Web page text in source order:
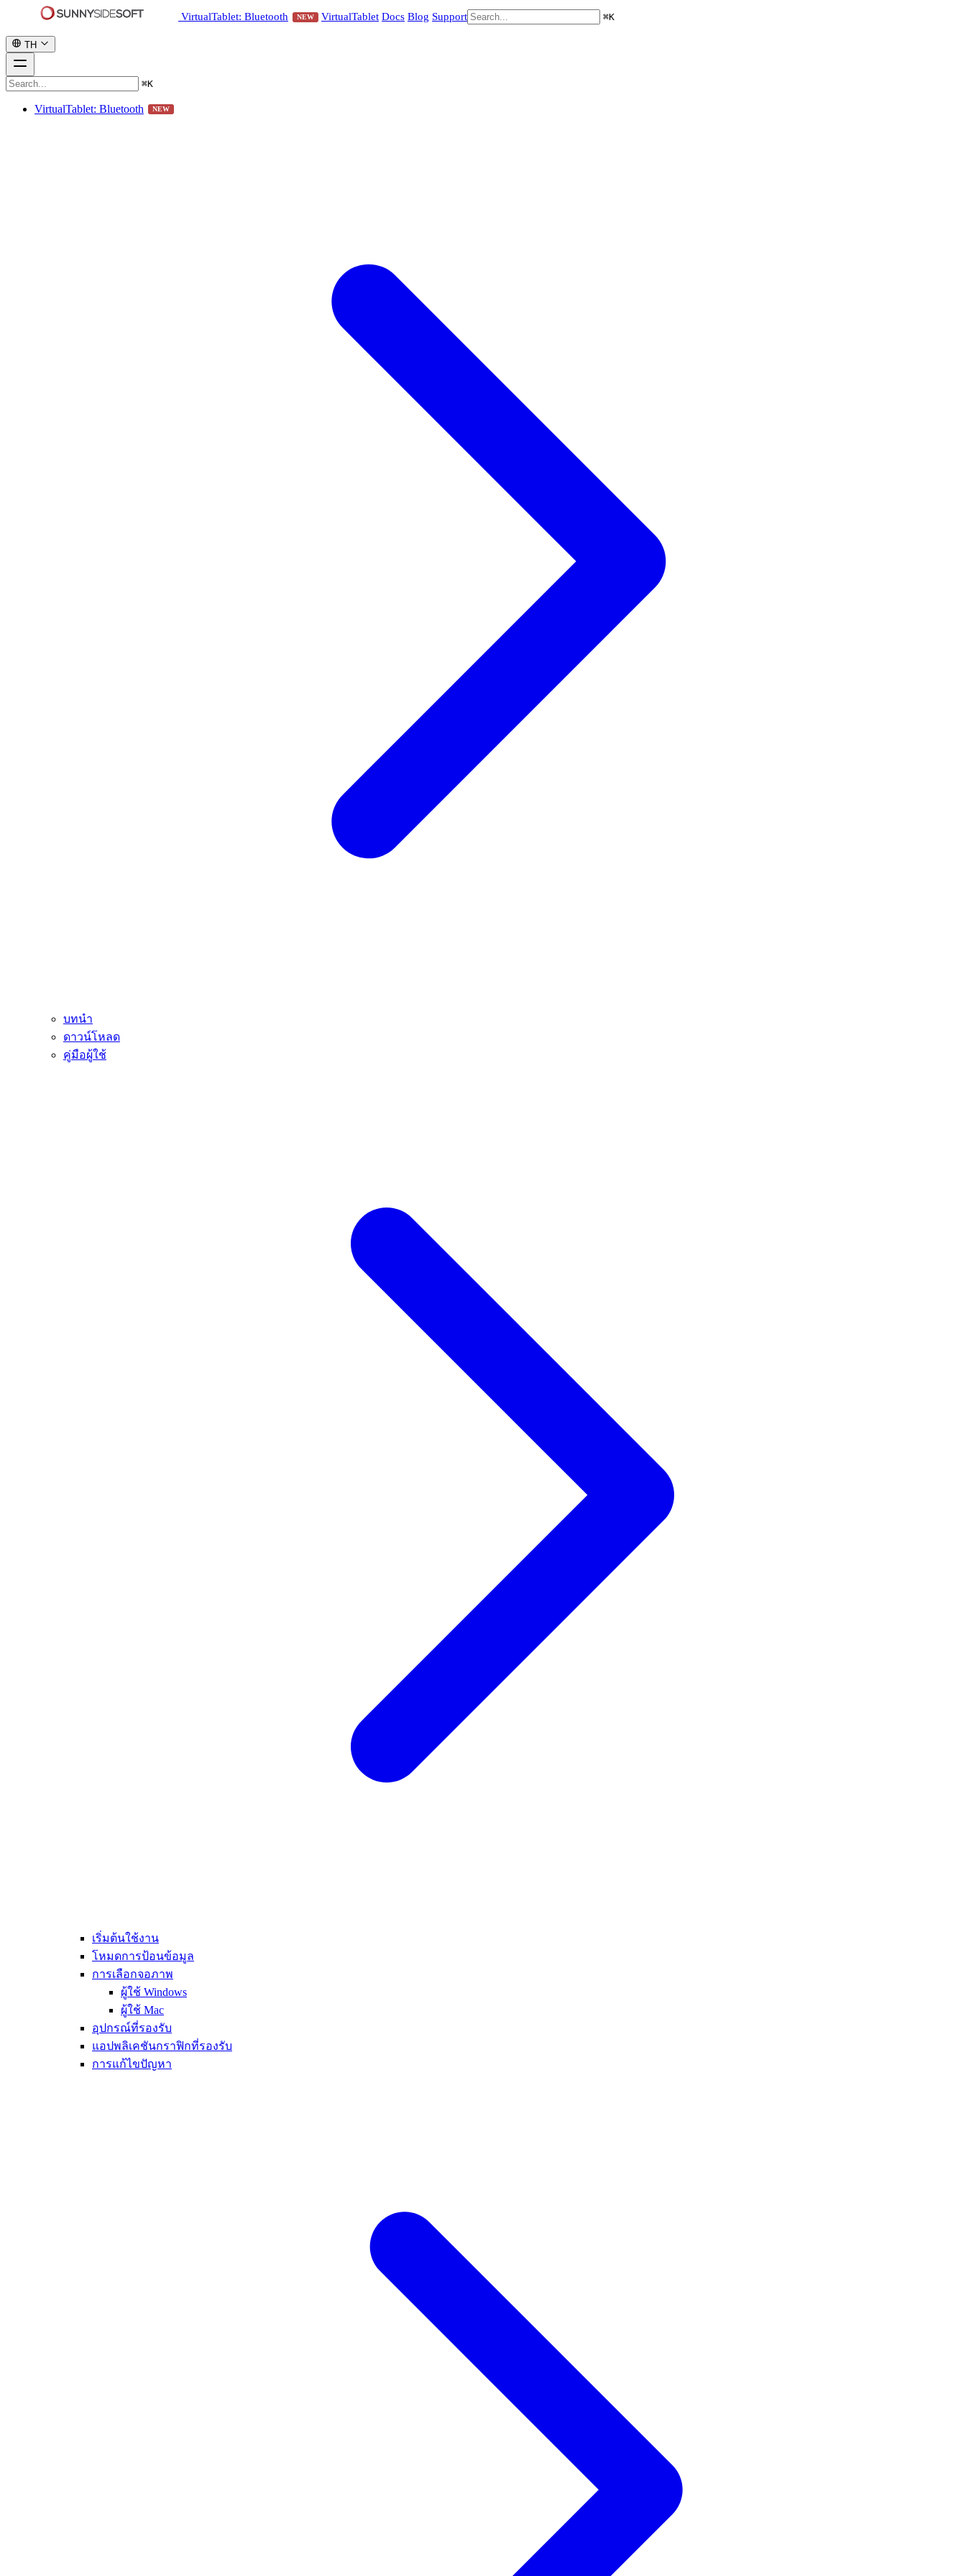
VirtualTablet: Bluetooth NEW VirtualTablet Docs Blog Support ⌘K
TH
⌘K
VirtualTablet: Bluetooth NEW
บทนำ
ดาวน์โหลด
คู่มือผู้ใช้
เริ่มต้นใช้งาน
โหมดการป้อนข้อมูล
การเลือกจอภาพ
ผู้ใช้ Windows
ผู้ใช้ Mac
อุปกรณ์ที่รองรับ
แอปพลิเคชันกราฟิกที่รองรับ
การแก้ไขปัญหา